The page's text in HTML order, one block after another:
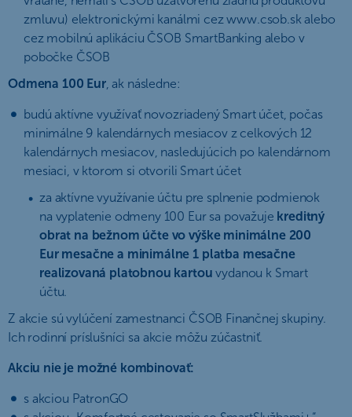
zmluvu) elektronickými kanálmi cez www.csob.sk alebo
cez mobilnú aplikáciu ČSOB SmartBanking alebo v
pobočke ČSOB
Odmena 100 Eur, ak následne:
budú aktívne využívať novozriadený Smart účet, počas
minimálne 9 kalendárnych mesiacov z celkových 12
kalendárnych mesiacov, nasledujúcich po kalendárnom
mesiaci, v ktorom si otvorili Smart účet
za aktívne využívanie účtu pre splnenie podmienok
na vyplatenie odmeny 100 Eur sa považuje kreditný
obrat na bežnom účte vo výške minimálne 200
Eur mesačne a minimálne 1 platba mesačne
realizovaná platobnou kartou vydanou k Smart
účtu.
Z akcie sú vylúčení zamestnanci ČSOB Finančnej skupiny.
Ich rodinní príslušníci sa akcie môžu zúčastniť.
Akciu nie je možné kombinovať:
s akciou PatronGO